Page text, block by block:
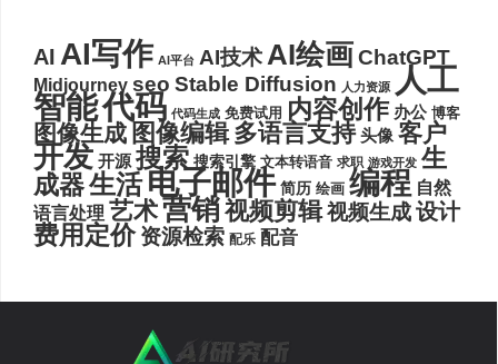
AI AI写作 AI平台 AI技术AI绘画ChatGPT
Midjourney seo Stable Diffusion 人力资源 人工
智能代码 代码生成 免费试用 内容创作 办公 博客
图像生成 图像编辑 多语言支持 头像 客户
开发 开源 搜索 搜索引擎 文本转语音 求职 游戏开发 生
成器生活电子邮件 简历 绘画 编程 自然
语言处理 艺术营销视频剪辑视频生成设计
费用定价 资源检索 配乐 配音